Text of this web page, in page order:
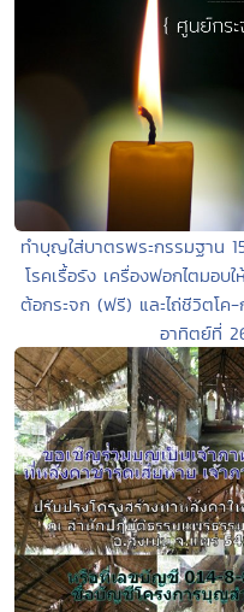
ทำบุญใส่บาตรพระกรรมฐาน
โรคเรื้อรัง เครื่องฟอกไตมอ
ต้อกระจก (ฟรี) และไถ่ชีวิตโค
อาทิตย์ที่